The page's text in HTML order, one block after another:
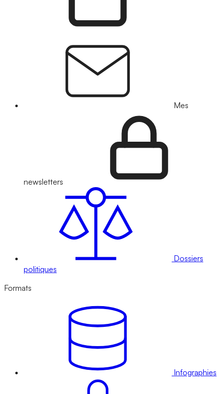
Mes
newsletters
Dossiers
politiques
Formats
Infographies